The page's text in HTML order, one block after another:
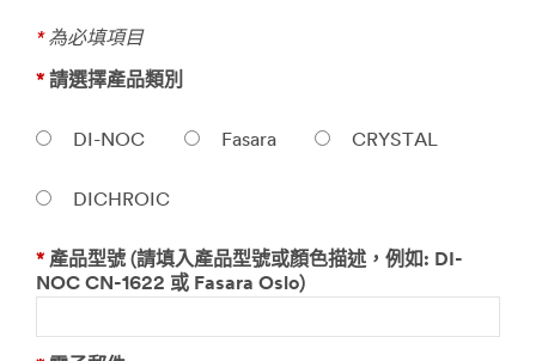
* 為必填項目
* 請選擇產品類別
DI-NOC Fasara CRYSTAL
DICHROIC
* 產品型號 (請填入產品型號或顏色描述，例如: DI-
NOC CN-1622 或 Fasara Oslo)